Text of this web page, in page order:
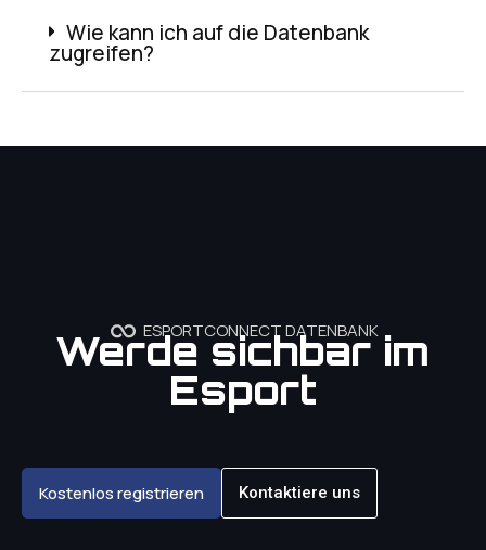
Wie kann ich auf die Datenbank
zugreifen?
ESPORTCONNECT DATENBANK
Werde sichbar im
Esport
Kostenlos registrieren Kontaktiere uns